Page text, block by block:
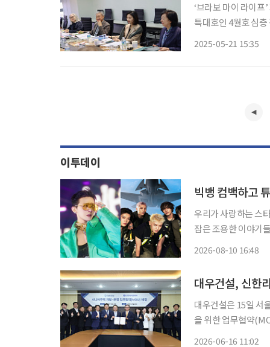
‘브라보 마이 라이프
특대호인 4월호 심
2025-05-21 15:35
이투데이
빅뱅 컴백하고
우리가 사랑하는 스
잡은 조용한 이야기들. '엔터로그'에
2026-08-10 16:48
대우건설, 신한
대우건설은 15일 서
을 위한 업무협약(MOU)을 체결했
2026-06-16 11:02